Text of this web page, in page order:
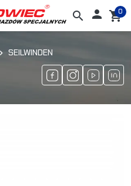
search  shopping_cart
0
SEILWINDEN